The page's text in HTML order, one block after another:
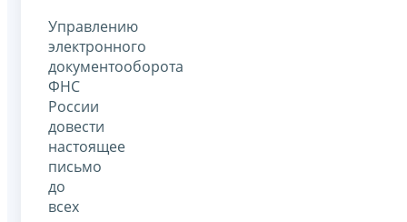
Управлению
электронного
документооборота
ФНС
России
довести
настоящее
письмо
до
всех